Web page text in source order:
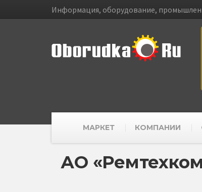
Информация, оборудование,
МАРКЕТ КОМПАНИИ
АО